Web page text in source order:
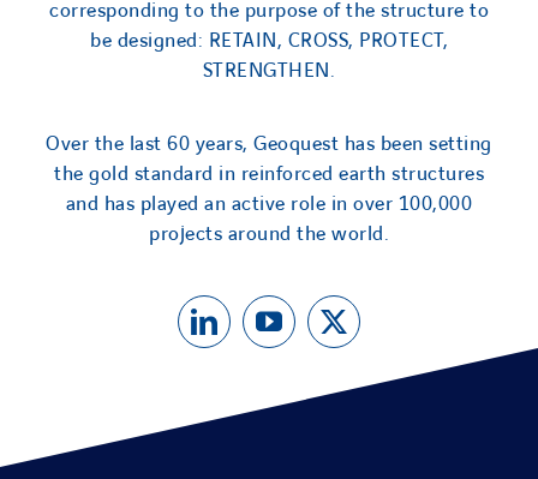
corresponding to the purpose of the structure to
be designed: RETAIN, CROSS, PROTECT,
STRENGTHEN.
Over the last 60 years, Geoquest has been setting
the gold standard in reinforced earth structures
and has played an active role in over 100,000
projects around the world.